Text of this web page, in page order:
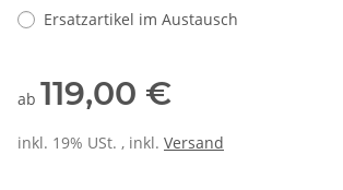
Ersatzartikel im Austausch
ab 119,00 €
inkl. 19% USt. , inkl. Versand